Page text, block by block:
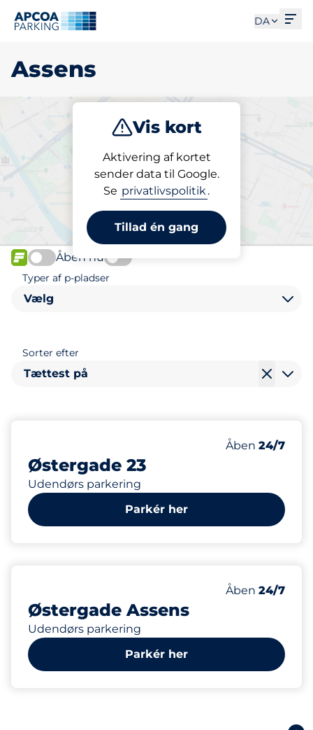
DA
Assens
Vis kort
Aktivering af kortet
sender data til Google.
Se privatlivspolitik.
Tillad én gang
Abonnement
Vælg din p-plads i Assens
FLOW
Åben nu
Typer af p-pladser
Vælg
Sorter efter
Tættest på
Østergade 23
Udendørs parkering
Antal
Antal pladser
16
Fredag
Åben 24/7
Parkér her
Østergade Assens
Udendørs parkering
Antal
Antal pladser
12
Fredag
Åben 24/7
Parkér her